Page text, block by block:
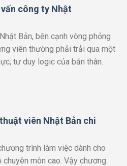
công ty Nhật
Bản, bên cạnh vòng phỏng
viên thường phải trải qua một
tư duy logic của bản thân.
viên Nhật Bản chi
trình làm việc dành cho
môn cao. Vậy chương